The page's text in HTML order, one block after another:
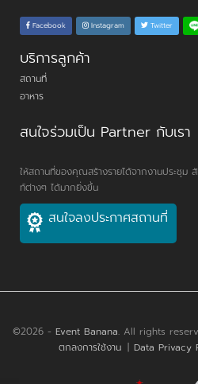
Facebook Instagram Twitter
บริการลูกค้า
สถานที่
อาหาร
สนใจร่วมเป็น Partner กับเรา
ให้สถานที่ของคุณสร้างรายได้จากงานประชุม
ท์ต่างๆ ได้มากยิ่งขึ้น
สนใจลงประกาศสถานที่
©2026 - Event Banana. All rights
ตกลงการใช้งาน | Data Privacy